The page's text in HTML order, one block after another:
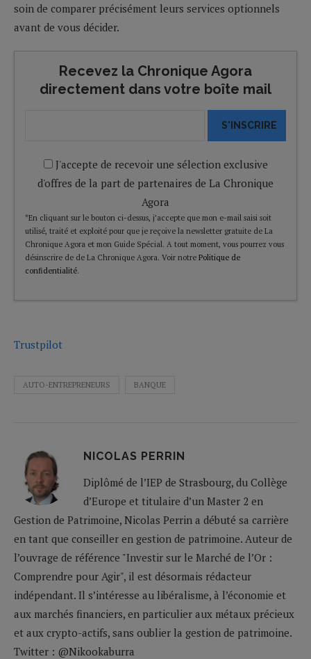
soin de comparer précisément leurs services optionnels
avant de vous décider.
Recevez la Chronique Agora
directement dans votre boîte mail
S'INSCRIRE
J'accepte de recevoir une sélection exclusive
d'offres de la part de partenaires de La Chronique
Agora
*En cliquant sur le bouton ci-dessus, j’accepte que mon e-mail saisi soit
utilisé, traité et exploité pour que je reçoive la newsletter gratuite de La
Chronique Agora et mon Guide Spécial. A tout moment, vous pourrez vous
désinscrire de de La Chronique Agora. Voir notre Politique de
confidentialité.
Trustpilot
AUTO-ENTREPRENEURS BANQUE
NICOLAS PERRIN
Diplômé de l’IEP de Strasbourg, du Collège
d’Europe et titulaire d’un Master 2 en
Gestion de Patrimoine, Nicolas Perrin a débuté sa carrière
en tant que conseiller en gestion de patrimoine. Auteur de
l’ouvrage de référence "Investir sur le Marché de l’Or :
Comprendre pour Agir", il est désormais rédacteur
indépendant. Il s’intéresse au libéralisme, à l’économie et
aux marchés financiers, en particulier aux métaux précieux
et aux crypto-actifs, sans oublier la gestion de patrimoine.
Twitter : @Nikookaburra